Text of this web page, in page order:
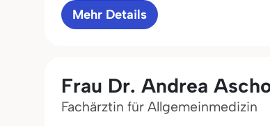
Mehr Details
Frau Dr. Andrea
Fachärztin für Allgemeinmedizin